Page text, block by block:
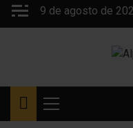
Saltar
9 de agosto de
Menú
principal